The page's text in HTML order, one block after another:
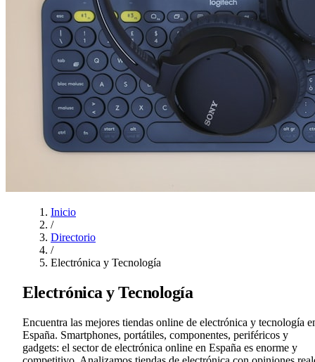
Inicio
/
Directorio
/
Electrónica y Tecnología
Electrónica y Tecnología
Encuentra las mejores tiendas online de electrónica y tecnología
España. Smartphones, portátiles, componentes, periféricos y
gadgets: el sector de electrónica online en España es enorme y